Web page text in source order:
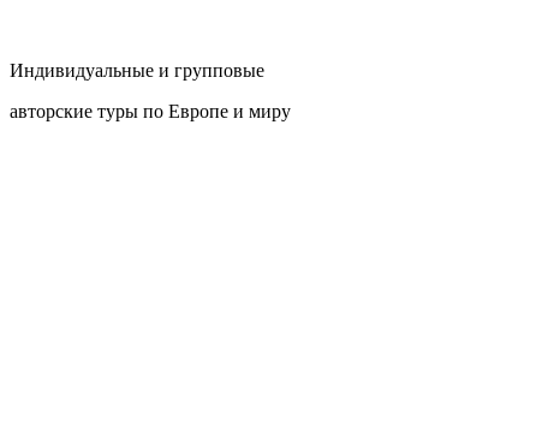
Индивидуальные и групповые
авторские туры по Европе и миру